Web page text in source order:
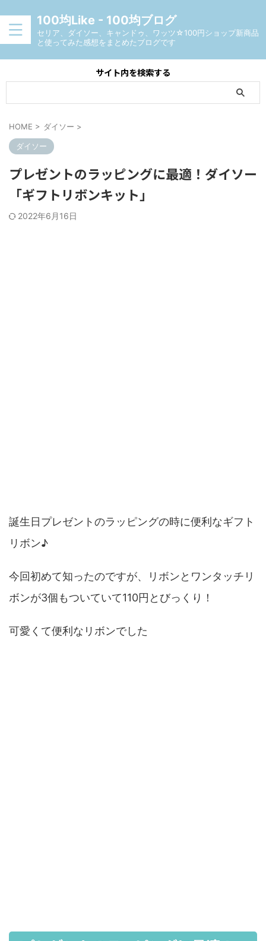
100均Like - 100均ブログ
セリア、ダイソー、キャンドゥ、ワッツ☆100円ショップ新商品
と使ってみた感想をまとめたブログです
サイト内を検索する
HOME > ダイソー >
ダイソー
プレゼントのラッピングに最適！ダイソー
「ギフトリボンキット」
2022年6月16日
誕生日プレゼントのラッピングの時に便利なギフト
リボン♪
今回初めて知ったのですが、リボンとワンタッチリ
ボンが3個もついていて110円とびっくり！
可愛くて便利なリボンでした